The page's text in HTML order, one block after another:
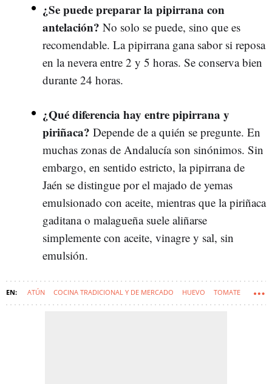
¿Se puede preparar la pipirrana con
antelación? No solo se puede, sino que es
recomendable. La pipirrana gana sabor si reposa
en la nevera entre 2 y 5 horas. Se conserva bien
durante 24 horas.
¿Qué diferencia hay entre pipirrana y
piriñaca? Depende de a quién se pregunte. En
muchas zonas de Andalucía son sinónimos. Sin
embargo, en sentido estricto, la pipirrana de
Jaén se distingue por el majado de yemas
emulsionado con aceite, mientras que la piriñaca
gaditana o malagueña suele aliñarse
simplemente con aceite, vinagre y sal, sin
emulsión.
ATÚN COCINA TRADICIONAL Y DE MERCADO HUEVO TOMATE